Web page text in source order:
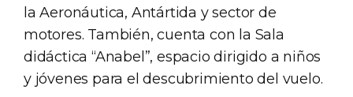
la Aeronáutica, Antártida y sector de
motores. También, cuenta con la Sala
didáctica “Anabel”, espacio dirigido a niños
y jóvenes para el descubrimiento del vuelo.